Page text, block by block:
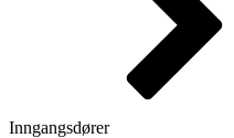
Inngangsdører